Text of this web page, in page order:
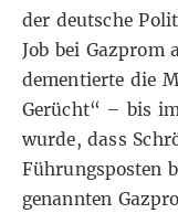
der deutsche
Job bei Gazprom
dementierte die
Gerücht“ – bis
wurde, dass
Führungsposten
genannten